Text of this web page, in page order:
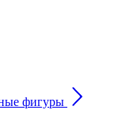
фигуры